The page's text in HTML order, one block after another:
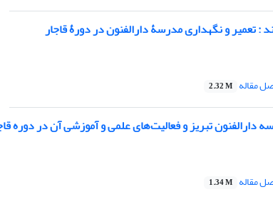
: تعمیر و نگهداری مدرسۀ دارالفنون در دورۀ قاجار
مقاله 2.32 M
دارالفنون تبریز و فعالیت‌های علمی و آموزشی آن در دوره
مقاله 1.34 M